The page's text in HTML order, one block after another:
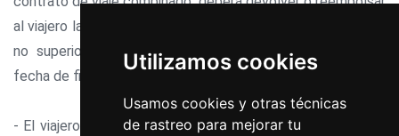
Utilizamos cookies
Usamos cookies y otras técnicas
de rastreo para mejorar tu
al viajero las cantidades ya pagas por el mismo, en un plazo
no superior a catorce días naturales a contar desde la
fecha de finalización del viaje combinado.
- El viajero que no se presente a la hora prevista de salida